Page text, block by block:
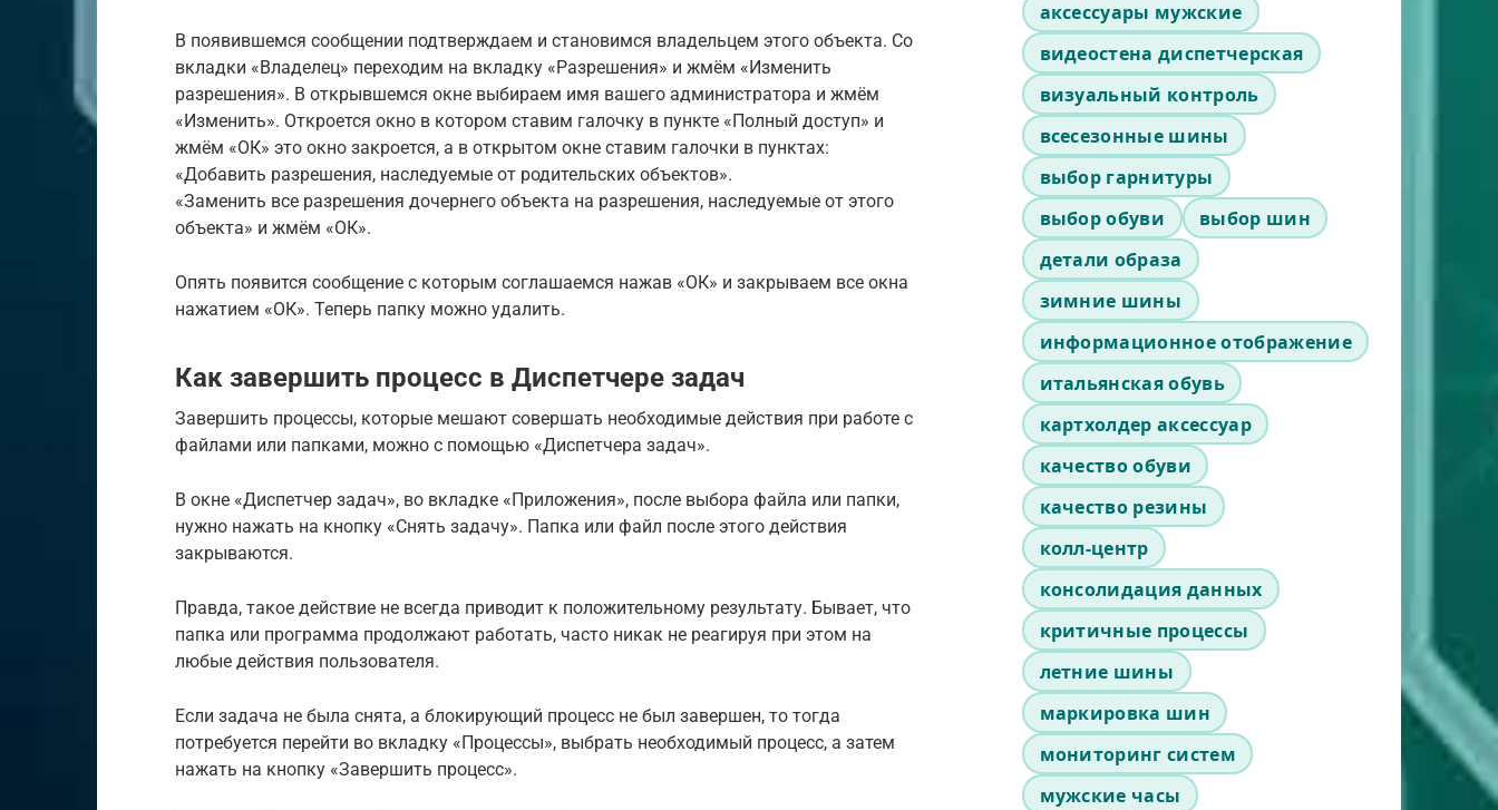
В появившемся сообщении подтверждаем и становимся владельцем этого объекта. Со
вкладки «Владелец» переходим на вкладку «Разрешения» и жмём «Изменить
разрешения». В открывшемся окне выбираем имя вашего администратора и жмём
«Изменить». Откроется окно в котором ставим галочку в пункте «Полный доступ» и
жмём «ОК» это окно закроется, а в открытом окне ставим галочки в пунктах:
«Добавить разрешения, наследуемые от родительских объектов».
«Заменить все разрешения дочернего объекта на разрешения, наследуемые от этого
объекта» и жмём «ОК».
Опять появится сообщение с которым соглашаемся нажав «ОК» и закрываем все окна
нажатием «ОК». Теперь папку можно удалить.
Как завершить процесс в Диспетчере задач
Завершить процессы, которые мешают совершать необходимые действия при работе с
файлами или папками, можно с помощью «Диспетчера задач».
В окне «Диспетчер задач», во вкладке «Приложения», после выбора файла или папки,
нужно нажать на кнопку «Снять задачу». Папка или файл после этого действия
закрываются.
Правда, такое действие не всегда приводит к положительному результату. Бывает, что
папка или программа продолжают работать, часто никак не реагируя при этом на
любые действия пользователя.
Если задача не была снята, а блокирующий процесс не был завершен, то тогда
потребуется перейти во вкладку «Процессы», выбрать необходимый процесс, а затем
нажать на кнопку «Завершить процесс».
аксессуары мужские
видеостена диспетчерская
визуальный контроль
всесезонные шины
выбор гарнитуры
выбор обуви
выбор шин
детали образа
зимние шины
информационное отображение
итальянская обувь
картхолдер аксессуар
качество обуви
качество резины
колл-центр
консолидация данных
критичные процессы
летние шины
маркировка шин
мониторинг систем
мужские часы